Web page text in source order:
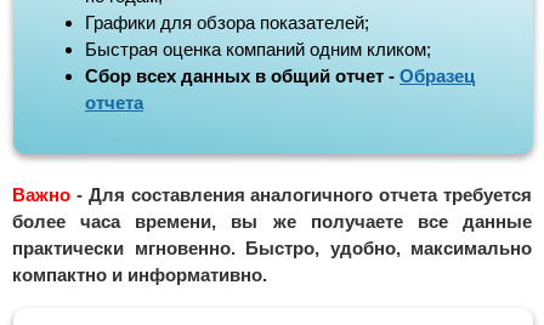
Графики для обзора показателей;
Быстрая оценка компаний одним кликом;
Сбор всех данных в общий отчет - Образец
отчета
Важно - Для составления аналогичного отчета требуется
более часа времени, вы же получаете все данные
практически мгновенно. Быстро, удобно, максимально
компактно и информативно.